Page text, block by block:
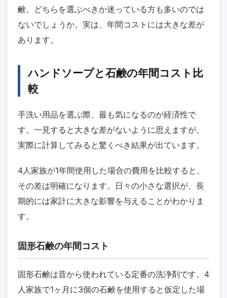
鹸。どちらを選ぶべきか迷っている方も多いのでは
ないでしょうか。実は、年間コストには大きな差が
あります。
ハンドソープと石鹸の年間コスト比
較
手洗い用品を選ぶ際、最も気になるのが経済性で
す。一見すると大きな差がないように思えますが、
実際に計算してみると驚くべき結果が出ています。
4人家族が1年間使用した場合の費用を比較すると、
その差は明確になります。日々の小さな選択が、長
期的には家計に大きな影響を与えることがわかりま
す。
固形石鹸の年間コスト
固形石鹸は昔から使われている定番の洗浄剤です。4
人家族で1ヶ月に3個の石鹸を使用すると仮定した場